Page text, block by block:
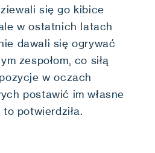
się go kibice
w ostatnich latach
dawali się ogrywać
zespołom, co siłą
w oczach
postawić im własne
potwierdziła.